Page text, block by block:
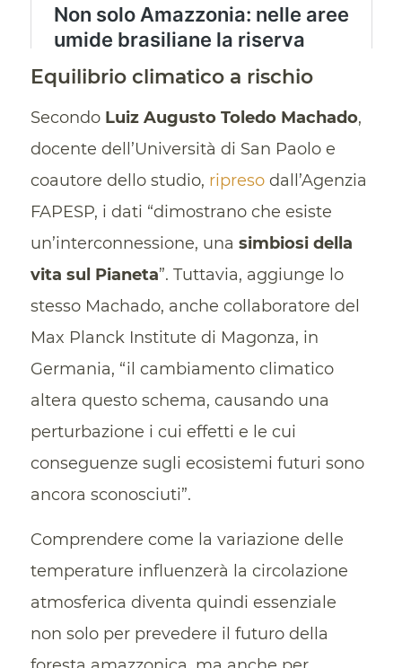
Equilibrio climatico a rischio
Secondo Luiz Augusto Toledo Machado,
docente dell’Università di San Paolo e
coautore dello studio, ripresodall’Agenzia
FAPESP, i dati “dimostrano che esiste
un’interconnessione, una simbiosi della
vita sul Pianeta”. Tuttavia, aggiunge lo
stesso Machado, anche collaboratore del
Max Planck Institute di Magonza, in
Germania, “il cambiamento climatico
altera questo schema, causando una
perturbazione i cui effetti e le cui
conseguenze sugli ecosistemi futuri sono
ancora sconosciuti”.
Comprendere come la variazione delle
temperature influenzerà la circolazione
atmosferica diventa quindi essenziale
non solo per prevedere il futuro della